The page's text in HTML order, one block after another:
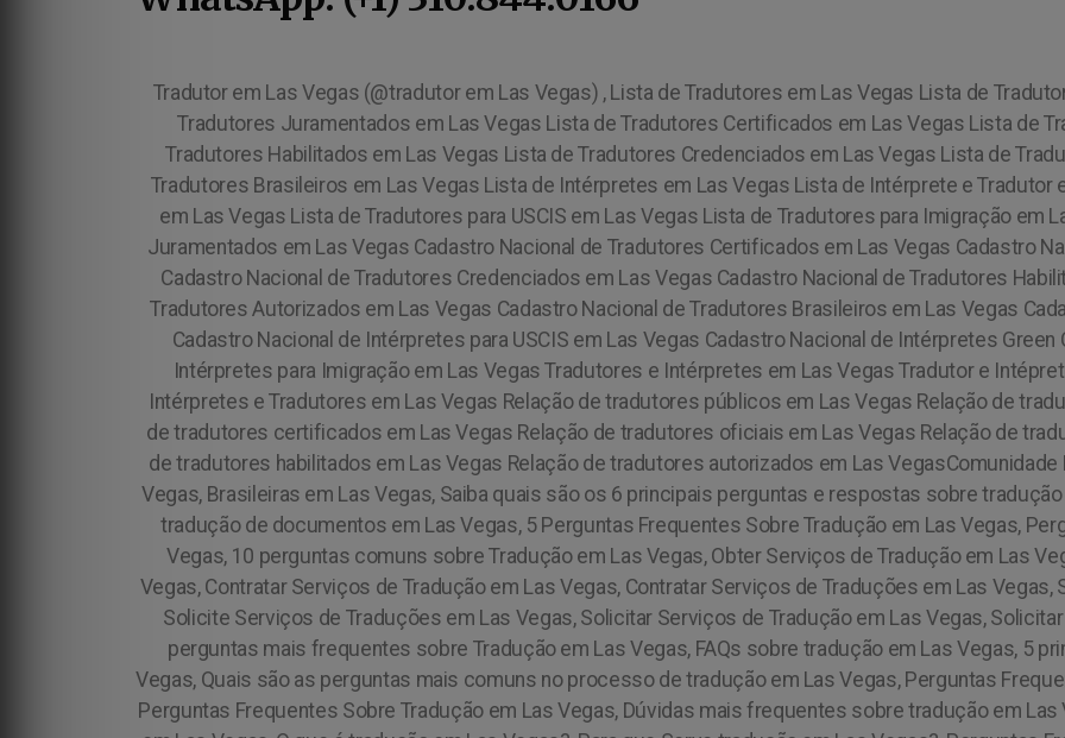
Tradutor em Las Vegas (@tradutor em Las Vegas) , Lista de Tradutores em Las Vegas Lista de
Tradutores Juramentados em Las Vegas Lista de Tradutores Certificados em Las Vegas Lista de
Tradutores Habilitados em Las Vegas Lista de Tradutores Credenciados em Las Vegas Lista de
Tradutores Brasileiros em Las Vegas Lista de Intérpretes em Las Vegas Lista de Intérprete e Tradutor
em Las Vegas Lista de Tradutores para USCIS em Las Vegas Lista de Tradutores para Imigração em
Juramentados em Las Vegas Cadastro Nacional de Tradutores Certificados em Las Vegas Cadastro
Cadastro Nacional de Tradutores Credenciados em Las Vegas Cadastro Nacional de Tradutores
Tradutores Autorizados em Las Vegas Cadastro Nacional de Tradutores Brasileiros em Las Vegas
Cadastro Nacional de Intérpretes para USCIS em Las Vegas Cadastro Nacional de Intérpretes
Intérpretes para Imigração em Las Vegas Tradutores e Intérpretes em Las Vegas Tradutor e
Intérpretes e Tradutores em Las Vegas Relação de tradutores públicos em Las Vegas Relação de
de tradutores certificados em Las Vegas Relação de tradutores oficiais em Las Vegas Relação de
de tradutores habilitados em Las Vegas Relação de tradutores autorizados em Las VegasComunidade Brasileira em Las Vegas, Brasileiros em Las Vegas, Brasileiras em Las Vegas, Saiba quais são os 6 principais perguntas e respostas sobre tradução em Las Vegas, Quando é necessário fazer a tradução de documentos em Las Vegas, 5 Perguntas Frequentes Sobre Tradução em Las Vegas, Perguntas frequentes sobre Tradução em Las Vegas, 10 perguntas comuns sobre Tradução em Las Vegas, Obter Serviços de Tradução em Las Vegas, Obter Serviços de Traduções em Las Vegas, Contratar Serviços de Tradução em Las Vegas, Contratar Serviços de Traduções em Las Vegas, Solicite Serviços de Tradução em Las Vegas, Solicite Serviços de Traduções em Las Vegas, Solicitar Serviços de Tradução em Las Vegas, Solicitar Serviços de Traduções em Las Vegas As perguntas mais frequentes sobre Tradução em Las Vegas, FAQs sobre tradução em Las Vegas, 5 principais perguntas sobre tradução em Las Vegas, Quais são as perguntas mais comuns no processo de tradução em Las Vegas, Perguntas Frequentes Sobre Tradução em Las Vegas, Busca e Perguntas Frequentes Sobre Tradução em Las Vegas, Dúvidas mais frequentes sobre tradução em Las Vegas, FAQ - Perguntas frequentes tradução em Las Vegas, O que é tradução em Las Vegas?, Para que Serve tradução em Las Vegas?, Perguntas Frequentes sobre Traduções em Las Vegas, O que é Tradução Livre em Las Vegas? · O que é Tradução Juramentada em Las Vegas?, O que é Tradução Certificada em Las Vegas?, O que é Tradução Oficial em Las Vegas? , Como é calculado o preço da tradução juramentada em Las Vegas?, Como é calculado o preço da tradução certificada em Las Vegas?, Como é calculado o preço da tradução oficial em Las Vegas?, Alguém pode traduzir documentos em Las Vegas?, Alguém pode traduzir documentos brasileiros em Las Vegas?, O que você deve saber sobre tradução de documentos em Las Vegas, Guia de Tradução em Las Vegas, Quem Faz Tradução em Las Vegas?, Tradução de Documentos Perto de Mim Las Vegas, Traduza Seus Documentos para USCIS em Las Vegas, Traduzir Seus Documentos em Las Vegas, Traduções em Las Vegas, Tradução em Las Vegas, Tradução de Documentos em Las Vegas, Como Localizar Tradução em Las Vegas, Saiba Como Traduzir em Las Vegas, Como Traduzir Documentos em Las